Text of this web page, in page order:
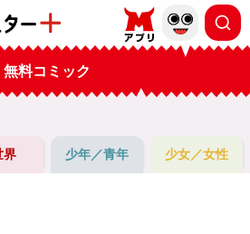
無料コミック
界 少年／青年 少女／女性